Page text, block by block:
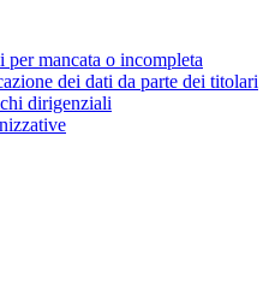
per mancata o incompleta
dei dati da parte dei titolari
dirigenziali